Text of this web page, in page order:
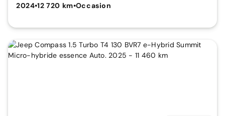
2024•12 720 km•Occasion